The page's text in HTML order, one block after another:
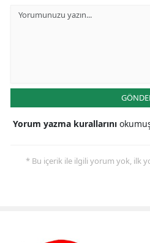
Yorum yazma kurallarını
* Bu içerik ile ilgili yorum yok, ilk